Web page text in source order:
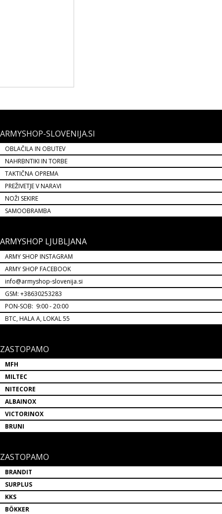
ARMYSHOP-SLOVENIJA.SI
OBLAČILA IN OBUTEV
NAHRBNTIKI IN TORBE
TAKTIČNA OPREMA
PREŽIVETJE V NARAVI
NOŽI SEKIRE
SAMOOBRAMBA
ARMYSHOP LJUBLJANA
ARMY SHOP INSTAGRAM
ARMY SHOP FACEBOOK
info@armyshop-slovenija.si
GSM: +38630253283
PON-SOB: 9:00 - 20:00
BTC, HALA A, LOKAL 55
ZASTOPAMO
MFH
MILTEC
NITECORE
ALBAINOX
VICTORINOX
BRUNI
ZASTOPAMO
BRANDIT
SURPLUS
KKS
BÖKKER